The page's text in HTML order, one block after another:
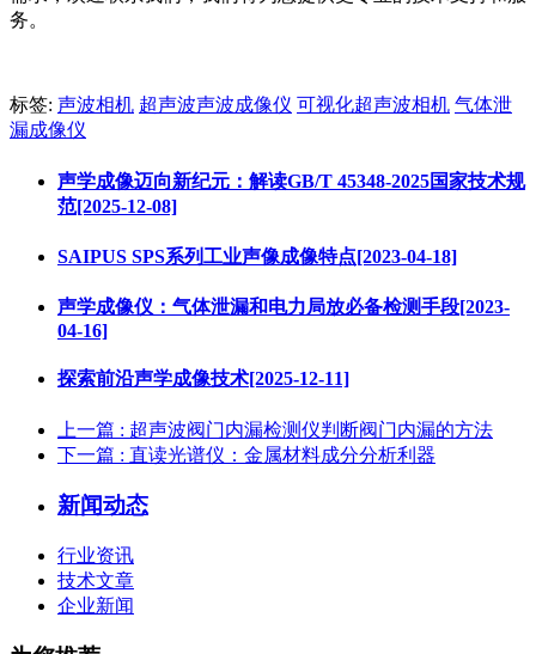
务。
标签: 声波相机 超声波声波成像仪 可视化超声波相机 气体泄
漏成像仪
声学成像迈向新纪元：解读GB/T 45348-2025国家技术规
范[2025-12-08]
SAIPUS SPS系列工业声像成像特点[2023-04-18]
声学成像仪：气体泄漏和电力局放必备检测手段[2023-
04-16]
探索前沿声学成像技术[2025-12-11]
上一篇 : 超声波阀门内漏检测仪判断阀门内漏的方法
下一篇 : 直读光谱仪：金属材料成分分析利器
新闻动态
行业资讯
技术文章
企业新闻